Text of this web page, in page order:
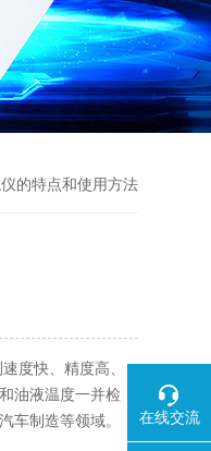
的特点和使用方法
度快、精度高、
油液温度一并检
车制造等领域。
在线交流